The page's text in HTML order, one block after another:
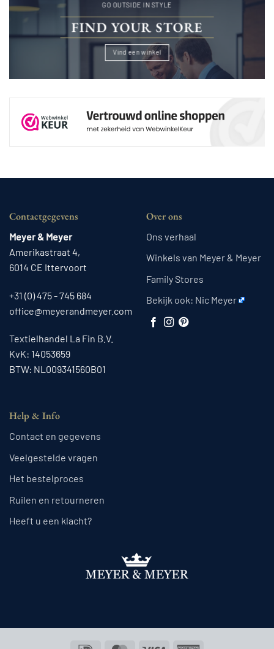
GO OUTSIDE IN STYLE
FIND YOUR STORE
Vind een winkel
Contactgegevens
Meyer & Meyer
Amerikastraat 4,
6014 CE Ittervoort
+31 (0) 475 - 745 684
office@meyerandmeyer.com
Textielhandel La Fin B.V.
KvK: 14053659
BTW: NL009341560B01
Over ons
Ons verhaal
Winkels van Meyer & Meyer
Family Stores
Bekijk ook: Nic Meyer
Help & Info
Contact en gegevens
Veelgestelde vragen
Het bestelproces
Ruilen en retourneren
Heeft u een klacht?